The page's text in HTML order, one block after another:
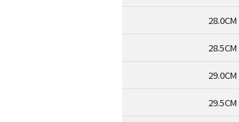
28.0CM
28.5CM
29.0CM
29.5CM